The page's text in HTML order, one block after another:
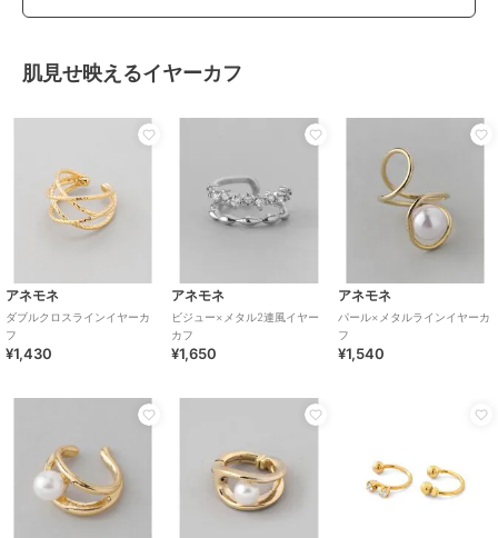
肌見せ映えるイヤーカフ
アネモネ
ダブルクロスラインイヤーカ
フ
¥1,430
アネモネ
ビジュー×メタル2連風イヤー
カフ
¥1,650
アネモネ
パール×メタルラインイヤーカ
フ
¥1,540